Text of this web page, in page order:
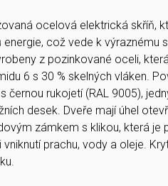
ocelová elektrická skříň,
což vede k výraznému
z pozinkované oceli,
6 s 30 % skelných vláken.
rukojetí (RAL 9005),
desek. Dveře mají úhel
zámkem s klikou, která
prachu, vody a oleje.